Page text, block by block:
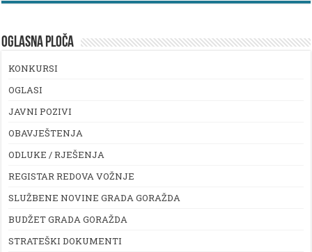
OGLASNA PLOČA
KONKURSI
OGLASI
JAVNI POZIVI
OBAVJEŠTENJA
ODLUKE / RJEŠENJA
REGISTAR REDOVA VOŽNJE
SLUŽBENE NOVINE GRADA GORAŽDA
BUDŽET GRADA GORAŽDA
STRATEŠKI DOKUMENTI